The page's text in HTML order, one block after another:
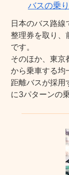
バスの乗
日本のバス路線
整理券を取り、
です。
そのほか、東京
から乗車する均
距離バスが採用
に3パターンの